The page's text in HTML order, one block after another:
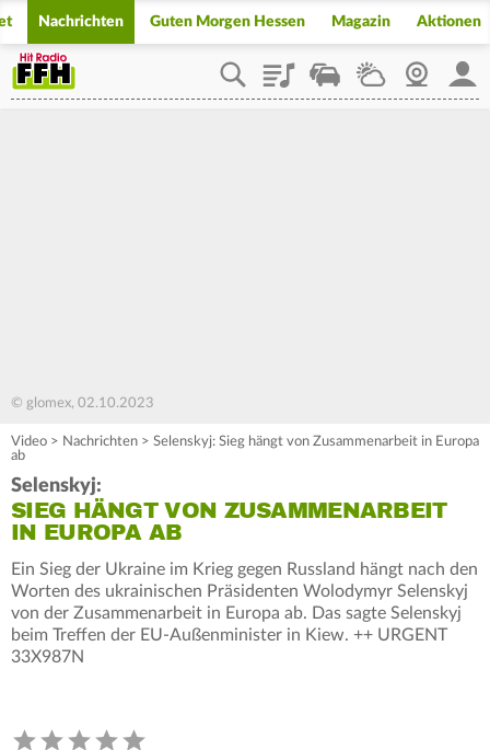
Nachrichten Guten Morgen Hessen Magazin Aktionen
PlaylistStaupilotWetterWebcam
© glomex, 02.10.2023
Video > Nachrichten > Selenskyj: Sieg hängt von Zusammenarbeit in Europa
ab
Selenskyj:
SIEG HÄNGT VON ZUSAMMENARBEIT
IN EUROPA AB
Ein Sieg der Ukraine im Krieg gegen Russland hängt nach den
Worten des ukrainischen Präsidenten Wolodymyr Selenskyj
von der Zusammenarbeit in Europa ab. Das sagte Selenskyj
beim Treffen der EU-Außenminister in Kiew. ++ URGENT
33X987N